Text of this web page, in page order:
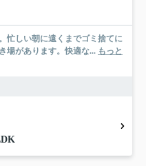
忙しい朝に遠くまでゴミ捨てに
場があります。快適な... もっと